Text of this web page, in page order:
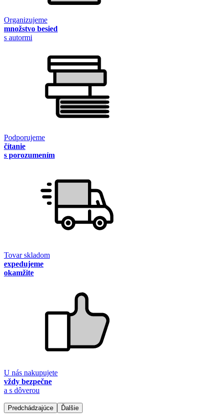
Organizujeme
množstvo besied
s autormi
Podporujeme
čítanie
s porozumením
Tovar skladom
expedujeme
okamžite
U nás nakupujete
vždy bezpečne
a s dôverou
Predchádzajúce Ďalšie